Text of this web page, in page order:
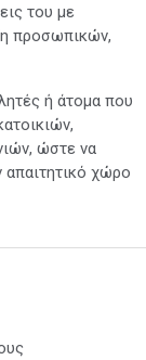
του με
προσωπικών,
ή άτομα που
ώστε να
χώρο